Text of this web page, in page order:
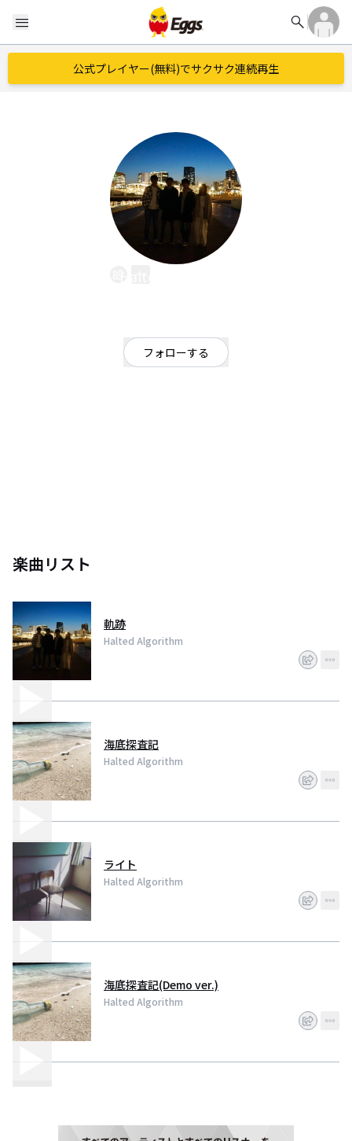
menu search
公式プレイヤー(無料)でサクサク連続再生
フォローする
楽曲リスト
軌跡
Halted Algorithm
海底探査記
Halted Algorithm
ライト
Halted Algorithm
海底探査記(Demo ver.)
Halted Algorithm